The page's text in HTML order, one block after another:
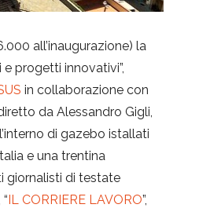
all’inaugurazione) la
progetti innovativi”,
in collaborazione con
da Alessandro Gigli,
di gazebo istallati
e una trentina
giornalisti di testate
IL CORRIERE LAVORO”,